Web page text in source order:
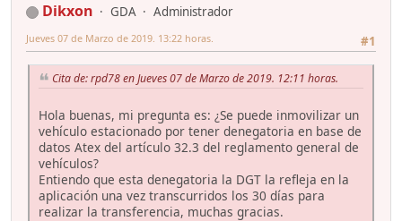
Dikxon GDA
Administrador
#1
Jueves 07 de Marzo de 2019. 13:22 horas.
Cita de: rpd78 en Jueves 07 de Marzo de 2019. 12:11 horas.
Hola buenas, mi pregunta es: ¿Se puede inmovilizar un
vehículo estacionado por tener denegatoria en base de
datos Atex del artículo 32.3 del reglamento general de
vehículos?
Entiendo que esta denegatoria la DGT la refleja en la
aplicación una vez transcurridos los 30 días para
realizar la transferencia, muchas gracias.